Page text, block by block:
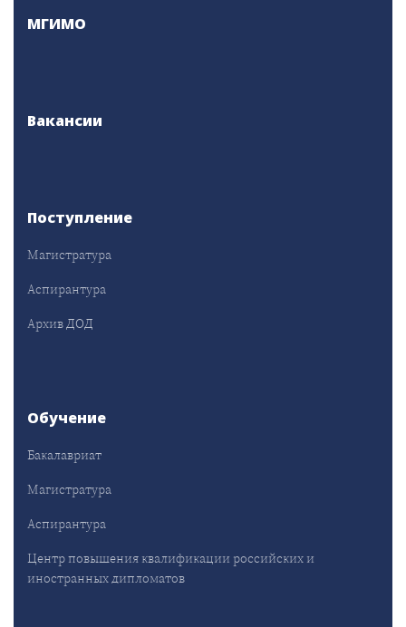
МГИМО
Вакансии
Поступление
Магистратура
Аспирантура
Архив ДОД
Обучение
Бакалавриат
Магистратура
Аспирантура
Центр повышения квалификации российских и
иностранных дипломатов